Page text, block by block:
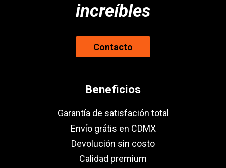
increíbles
Contacto
Beneficios
Garantía de satisfación total
Envío grátis en CDMX
Devolución sin costo
Calidad premium